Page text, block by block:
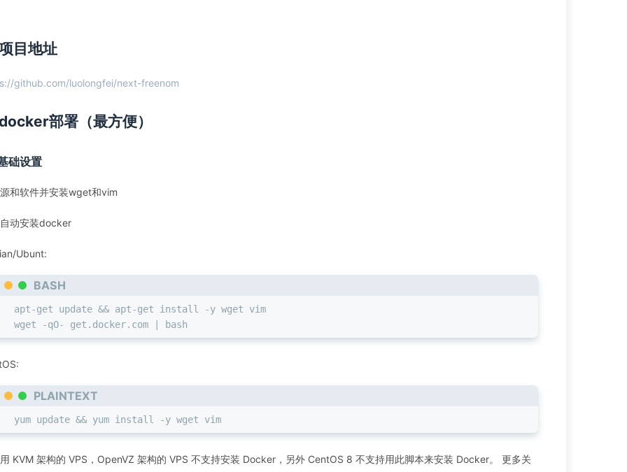
目地址
github.com/luolongfei/next-freenom
部署（最方便）
础设置
和软件并安装wget和vim
动安装docker
Ubunt:
BASH
apt-get update && apt-get install -y wget vim
wget -qO- get.docker.com | bash
PLAINTEXT
yum update && yum install -y wget vim
KVM 架构的 VPS，OpenVZ 架构的 VPS 不支持安装 Docker，另外 CentOS 8 不支持用此脚本来安装 Docker。 更多关